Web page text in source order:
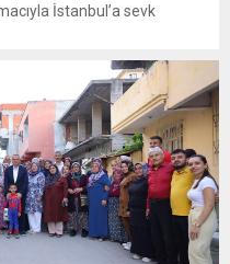
İstanbul’a sevk